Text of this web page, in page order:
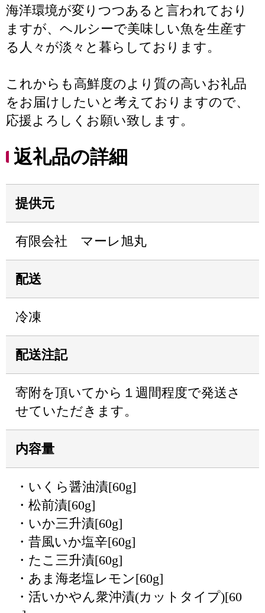
海洋環境が変りつつあると言われており
ますが、ヘルシーで美味しい魚を生産す
る人々が淡々と暮らしております。
これからも高鮮度のより質の高いお礼品
をお届けしたいと考えておりますので、
応援よろしくお願い致します。
返礼品の詳細
提供元
有限会社 マーレ旭丸
配送
冷凍
配送注記
寄附を頂いてから１週間程度で発送さ
せていただきます。
内容量
・いくら醤油漬[60g]
・松前漬[60g]
・いか三升漬[60g]
・昔風いか塩辛[60g]
・たこ三升漬[60g]
・あま海老塩レモン[60g]
・活いかやん衆沖漬(カットタイプ)[60